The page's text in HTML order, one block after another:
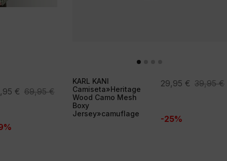
69,95€
€
KARL KANI
Camiseta»Heritage
Wood Camo Mesh
Boxy
Jersey»camuflage
39,95€
El
era:
29,95 €
El
es:
-25%